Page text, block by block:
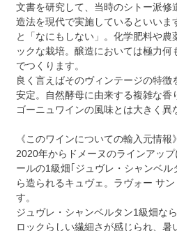
文書を研究して、当時のシトー派修
造法を現代で実施しているといいま
と「なにもしない」。化学肥料や農
ックな栽培。醸造においては極力
でつくります。
良く言えばそのヴィンテージの特徴
安定。自然酵母に由来する複雑な香
ゴーニュワインの風味とは大きく異
《このワインについての輸入元情報》
2020年からドメーヌのラインアッ
ールの1級畑｢ジュヴレ・シャンベ
ら造られるキュヴェ。ラヴォー サ
す。
ジュヴレ・シャンベルタン1級畑な
ロックらしい繊細さが感じられ、暑